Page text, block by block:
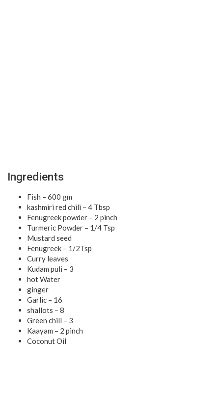
Ingredients
Fish – 600 gm
kashmiri red chili – 4 Tbsp
Fenugreek powder – 2 pinch
Turmeric Powder – 1/4 Tsp
Mustard seed
Fenugreek – 1/2Tsp
Curry leaves
Kudam puli – 3
hot Water
ginger
Garlic – 16
shallots – 8
Green chill – 3
Kaayam – 2 pinch
Coconut Oil